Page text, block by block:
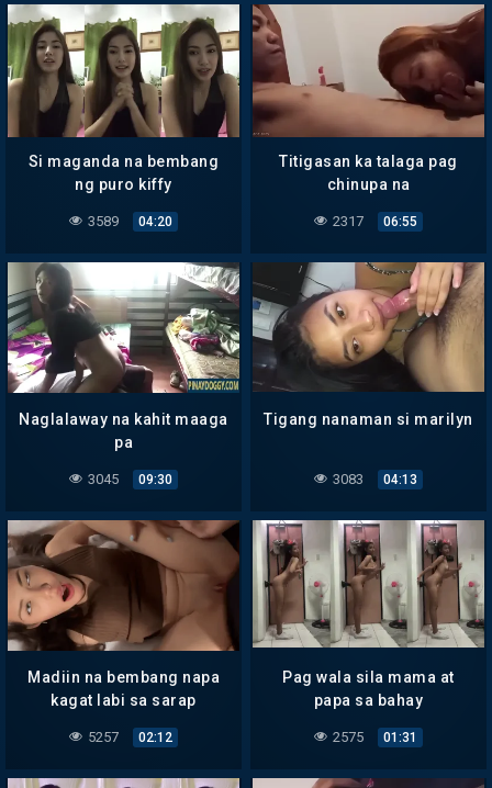
Si maganda na bembang
ng puro kiffy
3589 04:20
Titigasan ka talaga pag
chinupa na
2317 06:55
Naglalaway na kahit maaga
pa
3045 09:30
Tigang nanaman si marilyn
3083 04:13
Madiin na bembang napa
kagat labi sa sarap
5257 02:12
Pag wala sila mama at
papa sa bahay
2575 01:31